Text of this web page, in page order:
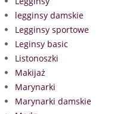
legginsy damskie
Legginsy sportowe
Leginsy basic
Listonoszki
Makijaż
Marynarki
Marynarki damskie